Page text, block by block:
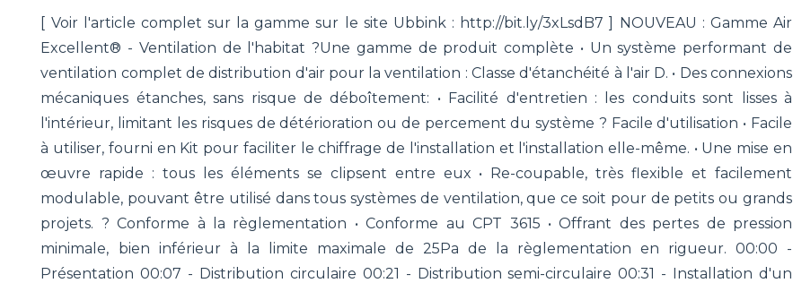
[ Voir l'article complet sur la gamme sur le site Ubbink : http://bit.ly/3xLsdB7 ] NOUVEAU : Gamme Air
Excellent® - Ventilation de l'habitat ?Une gamme de produit complète • Un système performant de
ventilation complet de distribution d'air pour la ventilation : Classe d'étanchéité à l'air D. • Des connexions
mécaniques étanches, sans risque de déboîtement: • Facilité d'entretien : les conduits sont lisses à
l'intérieur, limitant les risques de détérioration ou de percement du système ? Facile d'utilisation • Facile
à utiliser, fourni en Kit pour faciliter le chiffrage de l'installation et l'installation elle-même. • Une mise en
œuvre rapide : tous les éléments se clipsent entre eux • Re-coupable, très flexible et facilement
modulable, pouvant être utilisé dans tous systèmes de ventilation, que ce soit pour de petits ou grands
projets. ? Conforme à la règlementation • Conforme au CPT 3615 • Offrant des pertes de pression
minimale, bien inférieur à la limite maximale de 25Pa de la règlementation en rigueur. 00:00 -
Présentation 00:07 - Distribution circulaire 00:21 - Distribution semi-circulaire 00:31 - Installation d'un